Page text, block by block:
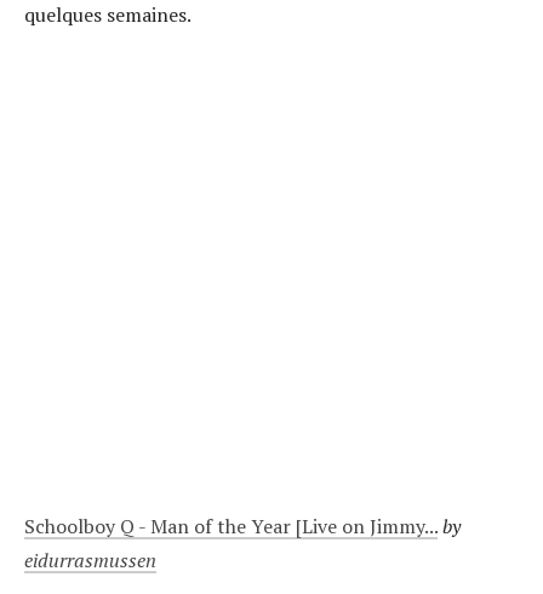
quelques semaines.
Schoolboy Q - Man of the Year [Live on Jimmy...by
eidurrasmussen